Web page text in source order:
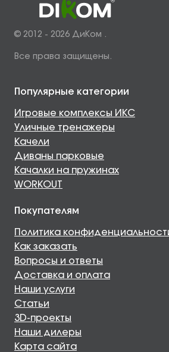
© 2012 - 2026 ДиКом .
Все права защищены.
Популярные категории
Игровые комплексы ИКС
Уличные тренажеры
Качели
Диваны парковые
Качалки на пружинах
WORKOUT
Покупателям
Политика
Как заказать
Вопросы и ответы
Доставка и оплата
Наши услуги
Статьи
3D-проекты
Наши дилеры
Карта сайта